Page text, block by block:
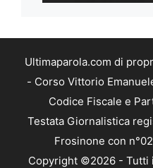
Ultimaparola.com di
- Corso Vittorio
Codice Fiscale e
Testata Giornalistica
Frosinone con
Copyright ©2026 - Tutti